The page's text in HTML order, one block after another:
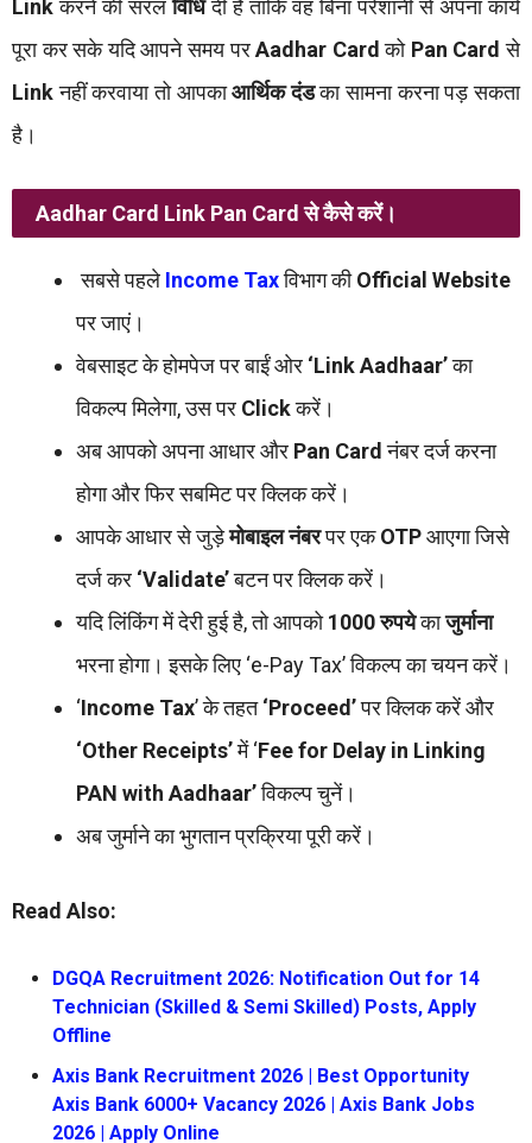
Linkकरने की सरलविधिदी है ताकि वह बिना परेशानी से अपना कार्य
पूरा कर सके यदि आपने समय परAadhar Card को Pan Card से
Linkनहीं करवाया तो आपकाआर्थिक दंडका सामना करना पड़ सकता
है।
Aadhar Card Link Pan Card से कैसे करें।
सबसे पहले Income Taxविभाग कीOfficial Website
पर जाएं।
वेबसाइट के होमपेज पर बाईं ओर ‘Link Aadhaar’का
विकल्प मिलेगा, उस पर Clickकरें।
अब आपको अपना आधार और Pan Card नंबर दर्ज करना
होगा और फिर सबमिट पर क्लिक करें।
आपके आधार से जुड़ेमोबाइल नंबरपर एकOTPआएगा जिसे
दर्ज कर ‘Validate’बटन पर क्लिक करें।
यदि लिंकिंग में देरी हुई है, तो आपको1000 रुपयेकाजुर्माना
भरना होगा। इसके लिए ‘e-Pay Tax’ विकल्प का चयन करें।
‘Income Tax’ के तहत‘Proceed’पर क्लिक करें और
‘Other Receipts’में ‘Fee for Delay in Linking
PAN with Aadhaar’विकल्प चुनें।
अब जुर्माने का भुगतान प्रक्रिया पूरी करें।
Read Also:
DGQA Recruitment 2026: Notification Out for 14
Technician (Skilled & Semi Skilled) Posts, Apply
Offline
Axis Bank Recruitment 2026 | Best Opportunity
Axis Bank 6000+ Vacancy 2026 | Axis Bank Jobs
2026 | Apply Online